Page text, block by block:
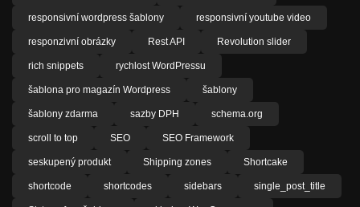
responsivní wordpress šablony responsivní youtube video
responzivní obrázky Rest API Revolution slider
rich snippets rychlost WordPressu
šablona pro magazín Wordpress šablony
šablony zdarma sazby DPH schema.org
scroll to top SEO SEO Framework
seskupený produkt Shipping zones Shortcake
shortcode shortcodes sidebars single_post_title